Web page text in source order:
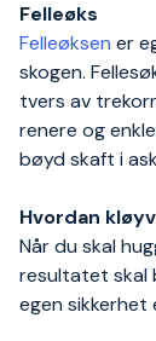
Felleøks
Felleøksen er
skogen.
tvers av
renere og
bøyd skaft i
Hvordan
Når du skal
resultatet skal
egen sikkerhet